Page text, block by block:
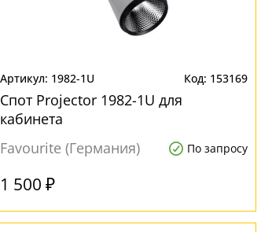
1982-1U 153169
Спот Projector 1982-1U для
кабинета
Favourite (Германия)
По запросу
1 500 ₽